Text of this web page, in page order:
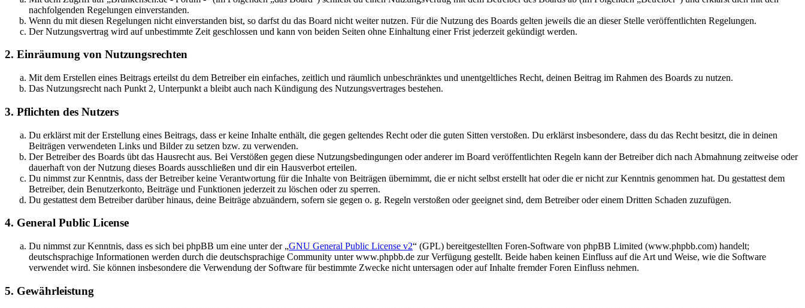
nachfolgenden Regelungen einverstanden.
Wenn du mit diesen Regelungen nicht einverstanden bist, so darfst du das Board nicht weiter nutzen. Für die Nutzung des Boards gelten jeweils die an dieser Stelle veröffentlichten Regelungen.
Der Nutzungsvertrag wird auf unbestimmte Zeit geschlossen und kann von beiden Seiten ohne Einhaltung einer Frist jederzeit gekündigt werden.
2. Einräumung von Nutzungsrechten
Mit dem Erstellen eines Beitrags erteilst du dem Betreiber ein einfaches, zeitlich und räumlich unbeschränktes und unentgeltliches Recht, deinen Beitrag im Rahmen des Boards zu nutzen.
Das Nutzungsrecht nach Punkt 2, Unterpunkt a bleibt auch nach Kündigung des Nutzungsvertrages bestehen.
3. Pflichten des Nutzers
Du erklärst mit der Erstellung eines Beitrags, dass er keine Inhalte enthält, die gegen geltendes Recht oder die guten Sitten verstoßen. Du erklärst insbesondere, dass du das Recht besitzt, die in deinen
Beiträgen verwendeten Links und Bilder zu setzen bzw. zu verwenden.
Der Betreiber des Boards übt das Hausrecht aus. Bei Verstößen gegen diese Nutzungsbedingungen oder anderer im Board veröffentlichten Regeln kann der Betreiber dich nach Abmahnung zeitweise oder
dauerhaft von der Nutzung dieses Boards ausschließen und dir ein Hausverbot erteilen.
Du nimmst zur Kenntnis, dass der Betreiber keine Verantwortung für die Inhalte von Beiträgen übernimmt, die er nicht selbst erstellt hat oder die er nicht zur Kenntnis genommen hat. Du gestattest dem
Betreiber, dein Benutzerkonto, Beiträge und Funktionen jederzeit zu löschen oder zu sperren.
Du gestattest dem Betreiber darüber hinaus, deine Beiträge abzuändern, sofern sie gegen o. g. Regeln verstoßen oder geeignet sind, dem Betreiber oder einem Dritten Schaden zuzufügen.
4. General Public License
Du nimmst zur Kenntnis, dass es sich bei phpBB um eine unter der „GNU General Public License v2“ (GPL) bereitgestellten Foren-Software von phpBB Limited (www.phpbb.com) handelt;
deutschsprachige Informationen werden durch die deutschsprachige Community unter www.phpbb.de zur Verfügung gestellt. Beide haben keinen Einfluss auf die Art und Weise, wie die Software
verwendet wird. Sie können insbesondere die Verwendung der Software für bestimmte Zwecke nicht untersagen oder auf Inhalte fremder Foren Einfluss nehmen.
5. Gewährleistung